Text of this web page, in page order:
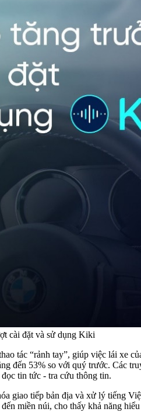
cài đặt và sử dụng Kiki
tác “rảnh tay”, giúp việc lái xe
đến 53% so với quý trước. Các
tin tức - tra cứu thông tin.
giao tiếp bản địa và xử lý tiếng
miền núi, cho thấy khả năng